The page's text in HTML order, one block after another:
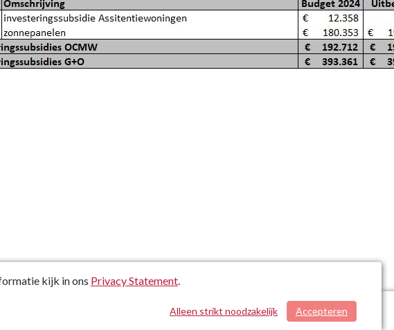
kijk in ons Privacy Statement.
Accepteren
Alleen strikt noodzakelijk